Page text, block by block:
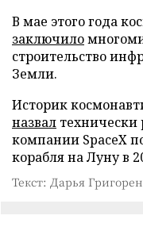
В мае этого года
заключило
строительство
Земли.
Историк
назвал
компании SpaceX
корабля на Луну в
Текст: Дарья